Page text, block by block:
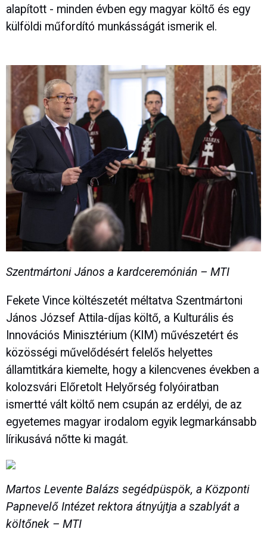
alapított - minden évben egy magyar költő és egy
külföldi műfordító munkásságát ismerik el.
Szentmártoni János a kardceremónián – MTI
Fekete Vince költészetét méltatva Szentmártoni
János József Attila-díjas költő, a Kulturális és
Innovációs Minisztérium (KIM) művészetért és
közösségi művelődésért felelős helyettes
államtitkára kiemelte, hogy a kilencvenes években a
kolozsvári Előretolt Helyőrség folyóiratban
ismertté vált költő nem csupán az erdélyi, de az
egyetemes magyar irodalom egyik legmarkánsabb
lírikusává nőtte ki magát.
Martos Levente Balázs segédpüspök, a Központi
Papnevelő Intézet rektora átnyújtja a szablyát a
költőnek – MTI